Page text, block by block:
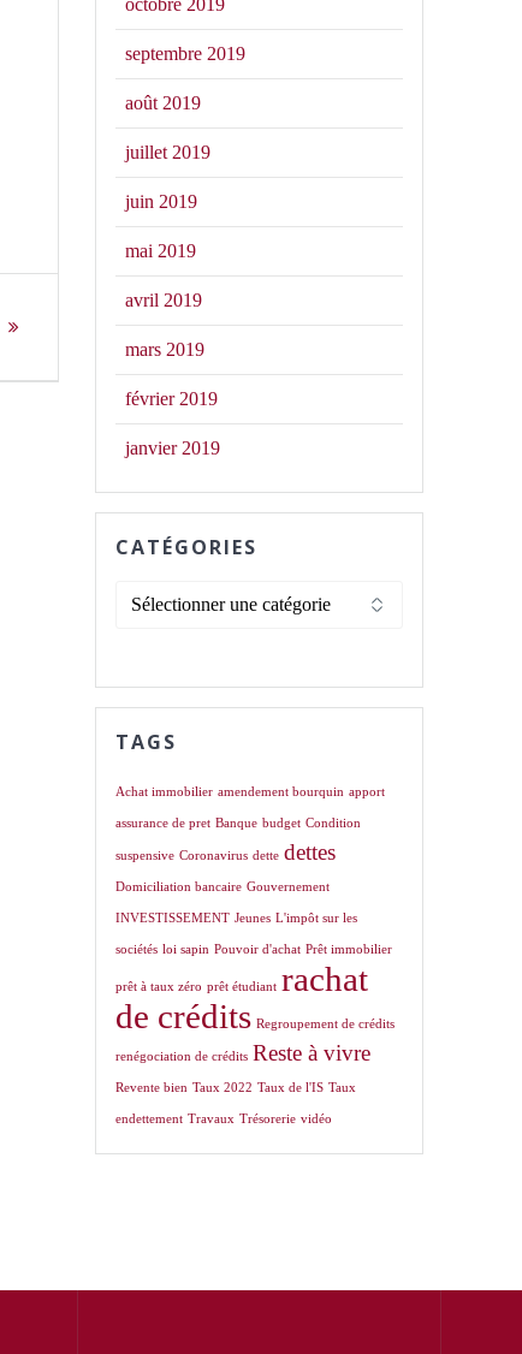
octobre 2019
septembre 2019
août 2019
juillet 2019
juin 2019
mai 2019
avril 2019
mars 2019
février 2019
janvier 2019
CATÉGORIES
Catégories
TAGS
Achat immobilier amendement bourquin apport
assurance de pret Banque budget Condition
suspensive Coronavirus dette dettes
Domiciliation bancaire Gouvernement
INVESTISSEMENT Jeunes L'impôt sur les
sociétés loi sapin Pouvoir d'achat Prêt immobilier
prêt à taux zéro prêt étudiant rachat
de crédits Regroupement de crédits
renégociation de crédits Reste à vivre
Revente bien Taux 2022 Taux de l'IS Taux
endettement Travaux Trésorerie vidéo